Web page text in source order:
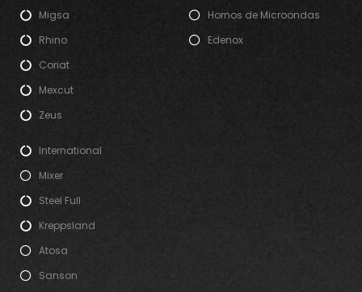
Migsa
Rhino
Coriat
Mexcut
Zeus
Hornos de Microondas
Edenox
International
Mixer
Steel Full
Kreppsland
Atosa
Sanson